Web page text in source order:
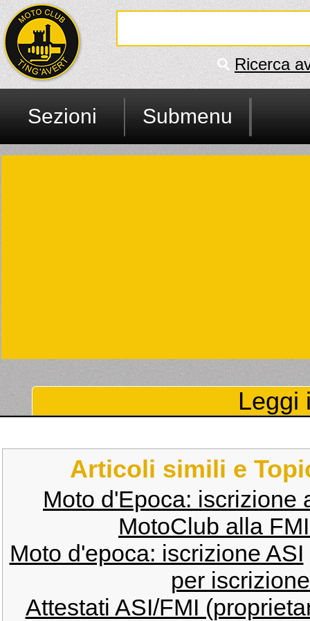
Ricerca
Sezioni Submenu
Leggi
Articoli simili e
Moto d'Epoca: iscrizione
MotoClub alla
Moto d'epoca: iscrizione ASI
per
Attestati ASI/FMI